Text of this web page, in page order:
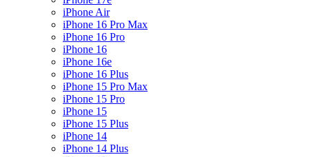
iPhone Air
iPhone 16 Pro Max
iPhone 16 Pro
iPhone 16
iPhone 16e
iPhone 16 Plus
iPhone 15 Pro Max
iPhone 15 Pro
iPhone 15
iPhone 15 Plus
iPhone 14
iPhone 14 Plus